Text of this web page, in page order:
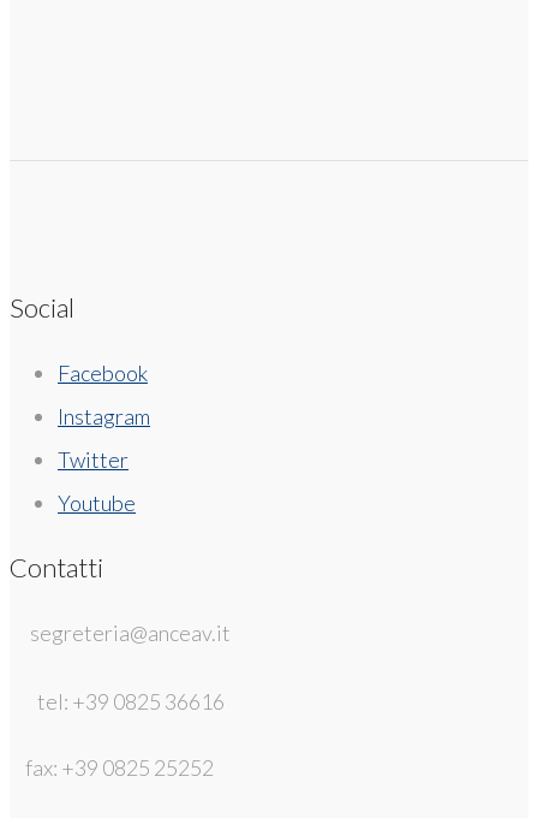
Social
Facebook
Instagram
Twitter
Youtube
Contatti
segreteria@anceav.it
tel: +39 0825 36616
fax: +39 0825 25252